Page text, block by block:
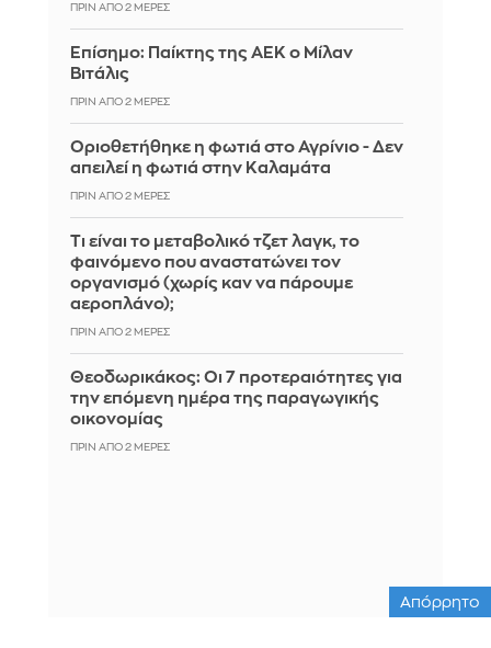
ΠΡΙΝ ΑΠΌ 2 ΜΈΡΕΣ
Επίσημο: Παίκτης της ΑΕΚ ο Μίλαν
Βιτάλις
ΠΡΙΝ ΑΠΌ 2 ΜΈΡΕΣ
Οριοθετήθηκε η φωτιά στο Αγρίνιο - Δεν
απειλεί η φωτιά στην Καλαμάτα
ΠΡΙΝ ΑΠΌ 2 ΜΈΡΕΣ
Τι είναι το μεταβολικό τζετ λαγκ, το
φαινόμενο που αναστατώνει τον
οργανισμό (χωρίς καν να πάρουμε
αεροπλάνο);
ΠΡΙΝ ΑΠΌ 2 ΜΈΡΕΣ
Θεοδωρικάκος: Οι 7 προτεραιότητες για
την επόμενη ημέρα της παραγωγικής
οικονομίας
ΠΡΙΝ ΑΠΌ 2 ΜΈΡΕΣ
Απόρρητο